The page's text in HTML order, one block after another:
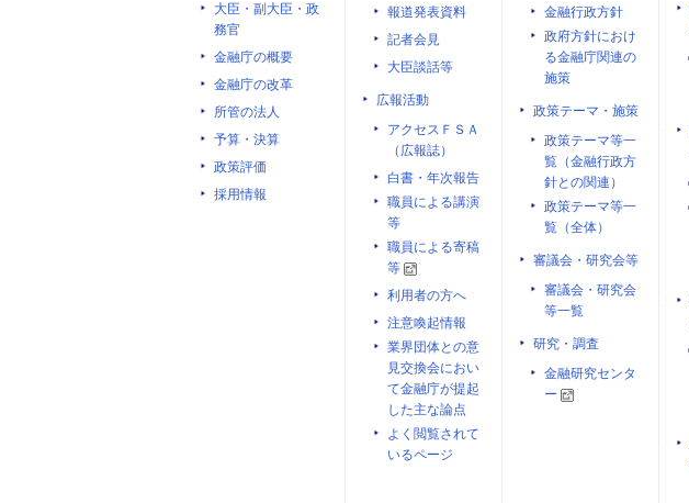
大臣・副大臣・政
務官
金融庁の概要
金融庁の改革
所管の法人
予算・決算
政策評価
採用情報
報道発表資料
記者会見
大臣談話等
広報活動
アクセスＦＳＡ
（広報誌）
白書・年次報告
職員による講演
等
職員による寄稿
等
利用者の方へ
注意喚起情報
業界団体との意
見交換会におい
て金融庁が提起
した主な論点
よく閲覧されて
いるページ
金融行政方針
政府方針におけ
る金融庁関連の
施策
政策テーマ・施策
政策テーマ等一
覧（金融行政方
針との関連）
政策テーマ等一
覧（全体）
審議会・研究会等
審議会・研究会
等一覧
研究・調査
金融研究センタ
ー